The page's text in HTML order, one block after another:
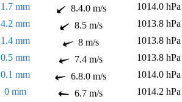
1.7 mm 8.4.0 m/s
1014.0 hPa
4.2 mm 8.5 m/s
1013.8 hPa
1.4 mm 8 m/s
1013.8 hPa
0.5 mm 7.4 m/s
1013.8 hPa
0.1 mm 6.8.0 m/s
1014.0 hPa
0 mm 6.7 m/s
1014.2 hPa